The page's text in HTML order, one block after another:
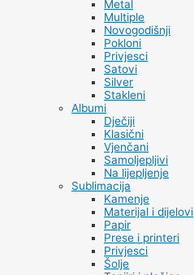
Metal
Multiple
Novogodišnji
Pokloni
Privjesci
Satovi
Silver
Stakleni
Albumi
Dječiji
Klasični
Vjenčani
Samoljepljivi
Na lijepljenje
Sublimacija
Kamenje
Materijal i dijelovi
Papir
Prese i printeri
Privjesci
Šolje